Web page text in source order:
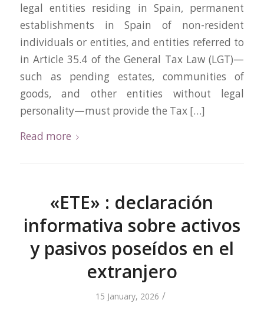
legal entities residing in Spain, permanent
establishments in Spain of non-resident
individuals or entities, and entities referred to
in Article 35.4 of the General Tax Law (LGT)—
such as pending estates, communities of
goods, and other entities without legal
personality—must provide the Tax […]
Read more
«ETE» : declaración
informativa sobre activos
y pasivos poseídos en el
extranjero
15 January, 2026 /